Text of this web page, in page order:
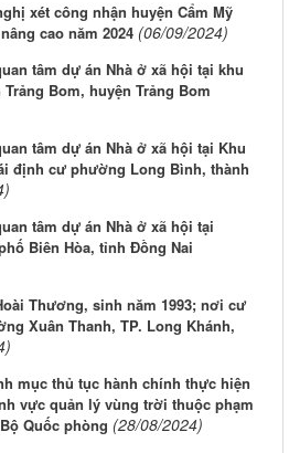
xét công nhận huyện Cẩm Mỹ
cao năm 2024 (06/09/2024)
tâm dự án Nhà ở xã hội tại khu
Bom, huyện Trảng Bom
tâm dự án Nhà ở xã hội tại Khu
định cư phường Long Bình, thành
tâm dự án Nhà ở xã hội tại
Biên Hòa, tỉnh Đồng Nai
Thương, sinh năm 1993; nơi cư
Xuân Thanh, TP. Long Khánh,
mục thủ tục hành chính thực hiện
vực quản lý vùng trời thuộc phạm
Quốc phòng (28/08/2024)